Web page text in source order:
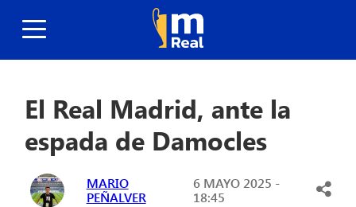
El Real Madrid, ante la
espada de Damocles
MARIO
PEÑALVER
6 MAYO 2025 -
18:45